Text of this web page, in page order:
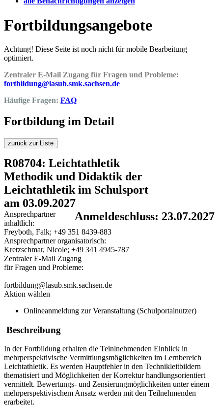
Fortbildungsangebote
Achtung! Diese Seite ist noch nicht für mobile Bearbeitung
optimiert.
Zentraler E-Mail Zugang für Fragen und Probleme:
fortbildung@lasub.smk.sachsen.de
Häufige Fragen: FAQ
Fortbildung im Detail
zurück zur Liste
R08704: Leichtathletik
Methodik und Didaktik der
Leichtathletik im Schulsport
am 03.09.2027
Anmeldeschluss: 23.07.2027
Ansprechpartner
inhaltlich:
Freyboth, Falk; +49 351 8439-883
Ansprechpartner organisatorisch:
Kretzschmar, Nicole; +49 341 4945-787
Zentraler E-Mail Zugang
für Fragen und Probleme:
fortbildung@lasub.smk.sachsen.de
Aktion wählen
Onlineanmeldung zur Veranstaltung (Schulportalnutzer)
Beschreibung
In der Fortbildung erhalten die Teinlnehmenden Einblick in
mehrperspektivische Vermittlungsmöglichkeiten im Lernbereich
Leichtathletik. Es werden Hauptfehler in den Technikleitbildern
thematisiert und Möglichkeiten der Korrektur handlungsorientiert
vermittelt. Bewertungs- und Zensierungmöglichkeiten unter einem
mehrperspektivischem Ansatz werden mit den Teilnehmenden
erarbeitet.